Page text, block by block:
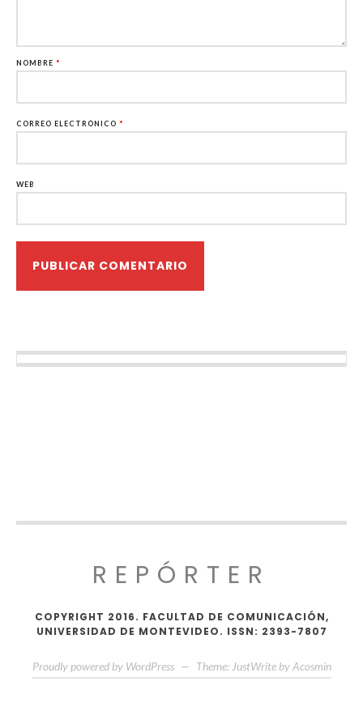
NOMBRE *
CORREO ELECTRÓNICO *
WEB
REPÓRTER
COPYRIGHT 2016. FACULTAD DE COMUNICACIÓN,
UNIVERSIDAD DE MONTEVIDEO. ISSN: 2393-7807
Proudly powered by WordPress — Theme: JustWrite by Acosmin